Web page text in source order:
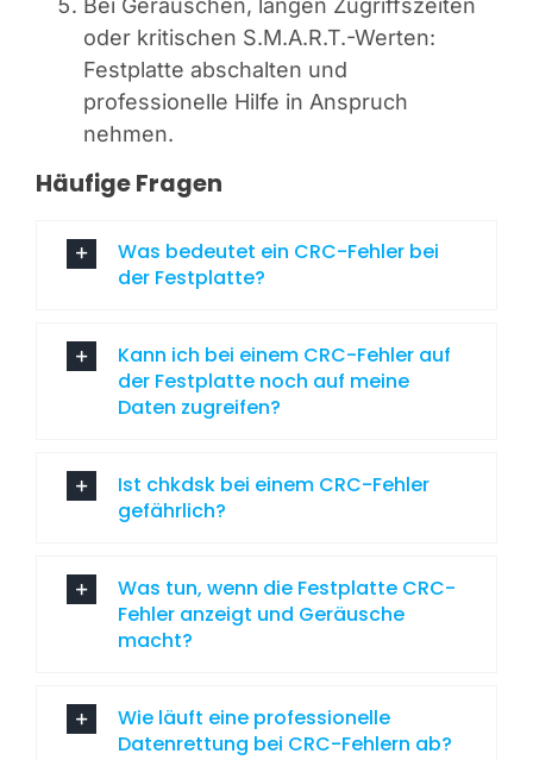
oder kritischen S.M.A.R.T.-Werten:
Festplatte abschalten und
professionelle Hilfe in Anspruch
nehmen.
Häufige Fragen
Was bedeutet ein CRC-Fehler bei
der Festplatte?
Kann ich bei einem CRC-Fehler auf
der Festplatte noch auf meine
Daten zugreifen?
Ist chkdsk bei einem CRC-Fehler
gefährlich?
Was tun, wenn die Festplatte CRC-
Fehler anzeigt und Geräusche
macht?
Wie läuft eine professionelle
Datenrettung bei CRC-Fehlern ab?